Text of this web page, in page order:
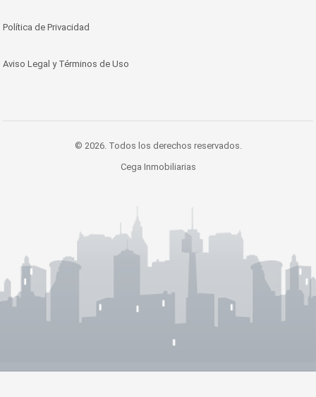
Política de Privacidad
Aviso Legal y Términos de Uso
© 2026. Todos los derechos reservados.
Cega Inmobiliarias